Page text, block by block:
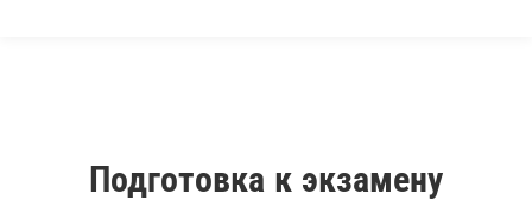
Подготовка к экзамену